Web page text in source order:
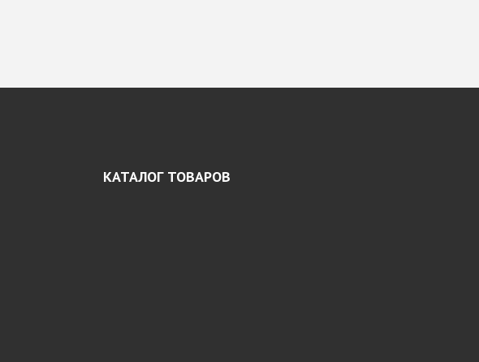
КАТАЛОГ ТОВАРОВ